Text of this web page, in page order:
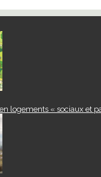
logements « sociaux et